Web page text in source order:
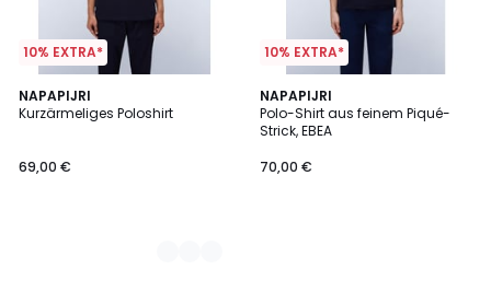
10% EXTRA*
NAPAPIJRI
Kurzärmeliges Poloshirt
69,00 €
3
Farben
10% EXTRA*
NAPAPIJRI
Polo-Shirt aus feinem Piqué-
Strick, EBEA
70,00 €